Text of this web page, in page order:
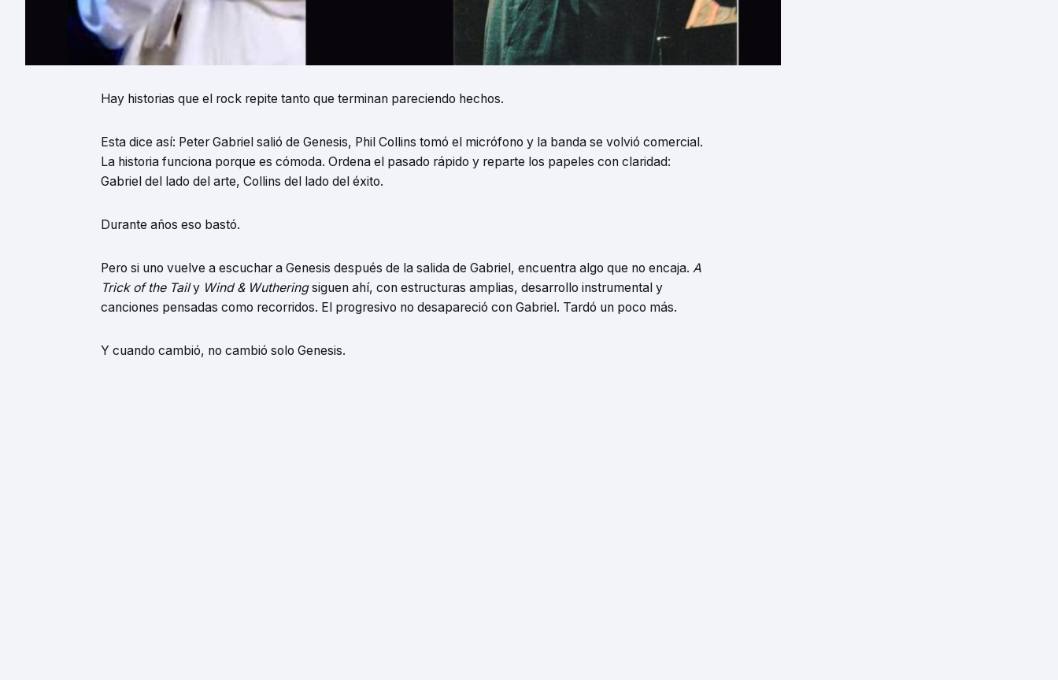
Hay historias que el rock repite tanto que terminan pareciendo hechos.
Esta dice así: Peter Gabriel salió de Genesis, Phil Collins tomó el micrófono y la banda se volvió comercial.
La historia funciona porque es cómoda. Ordena el pasado rápido y reparte los papeles con claridad:
Gabriel del lado del arte, Collins del lado del éxito.
Durante años eso bastó.
Pero si uno vuelve a escuchar a Genesis después de la salida de Gabriel, encuentra algo que no encaja. A
Trick of the Taily Wind & Wutheringsiguen ahí, con estructuras amplias, desarrollo instrumental y
canciones pensadas como recorridos. El progresivo no desapareció con Gabriel. Tardó un poco más.
Y cuando cambió, no cambió solo Genesis.